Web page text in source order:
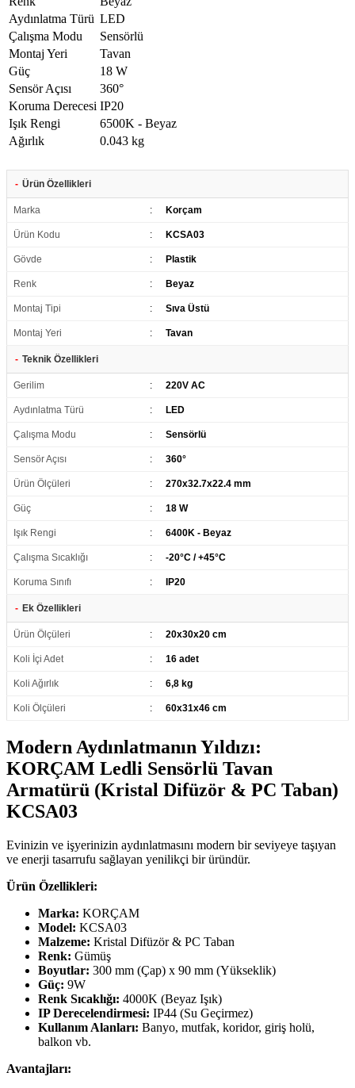
Aydınlatma Türü LED
Çalışma Modu
Sensörlü
Montaj Yeri
Tavan
Güç
18 W
Sensör Açısı
360°
Koruma Derecesi IP20
Işık Rengi
6500K - Beyaz
Ağırlık
0.043 kg
- Ürün Özellikleri
Marka : Korçam
Ürün Kodu : KCSA03
Gövde : Plastik
Renk : Beyaz
Montaj Tipi : Sıva Üstü
Montaj Yeri : Tavan
- Teknik Özellikleri
Gerilim : 220V AC
Aydınlatma Türü : LED
Çalışma Modu : Sensörlü
Sensör Açısı : 360°
Ürün Ölçüleri : 270x32.7x22.4 mm
Güç : 18 W
Işık Rengi : 6400K - Beyaz
Çalışma Sıcaklığı : -20°C / +45°C
Koruma Sınıfı : IP20
- Ek Özellikleri
Ürün Ölçüleri : 20x30x20 cm
Koli İçi Adet : 16 adet
Koli Ağırlık : 6,8 kg
Koli Ölçüleri : 60x31x46 cm
Modern Aydınlatmanın Yıldızı:
KORÇAM Ledli Sensörlü Tavan
Armatürü (Kristal Difüzör & PC Taban)
KCSA03
Evinizin ve işyerinizin aydınlatmasını modern bir seviyeye taşıyan
ve enerji tasarrufu sağlayan yenilikçi bir üründür.
Ürün Özellikleri:
Marka: KORÇAM
Model: KCSA03
Malzeme: Kristal Difüzör & PC Taban
Renk: Gümüş
Boyutlar: 300 mm (Çap) x 90 mm (Yükseklik)
Güç: 9W
Renk Sıcaklığı: 4000K (Beyaz Işık)
IP Derecelendirmesi: IP44 (Su Geçirmez)
Kullanım Alanları: Banyo, mutfak, koridor, giriş holü,
balkon vb.
Avantajları: